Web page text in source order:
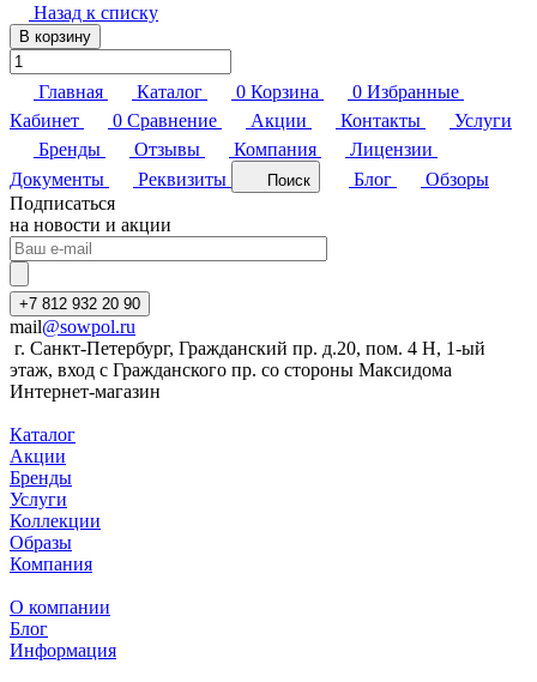
Назад к списку
В корзину
Главная Каталог 0 Корзина 0 Избранные
Кабинет
0 Сравнение Акции Контакты
Услуги
Бренды
Отзывы Компания
Лицензии
Документы
Реквизиты Поиск Блог
Обзоры
Подписаться
на новости и акции
+7 812 932 20 90
mail@sowpol.ru
г. Санкт-Петербург, Гражданский пр. д.20, пом. 4 Н, 1-ый
этаж, вход с Гражданского пр. со стороны Максидома
Интернет-магазин
Каталог
Акции
Бренды
Услуги
Коллекции
Образы
Компания
О компании
Блог
Информация